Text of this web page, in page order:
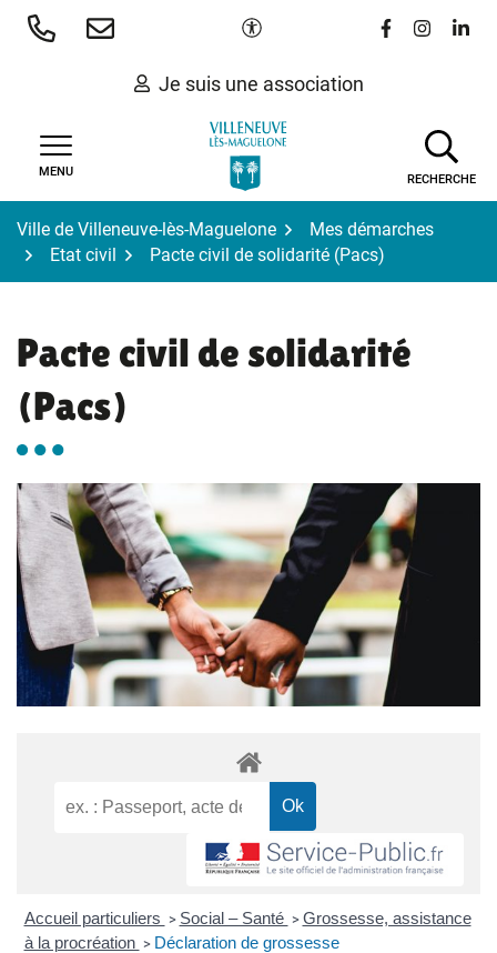
Aller
Paramètres d'accessibilité
Lien vers le
Lien vers
Lien
Je suis une association
MENU
RECHERCHE
Ville de Villeneuve-lès-Maguelone
Mes démarches
Etat civil
Pacte civil de solidarité (Pacs)
Pacte civil de solidarité
(Pacs)
Accueil particuliers > Social – Santé > Grossesse, assistance
à la procréation > Déclaration de grossesse